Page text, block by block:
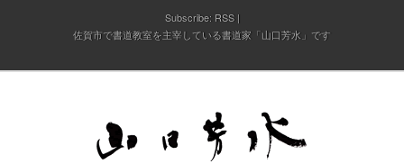
Subscribe: RSS
佐賀市で書道教室を主宰している書道家「山口芳水」です